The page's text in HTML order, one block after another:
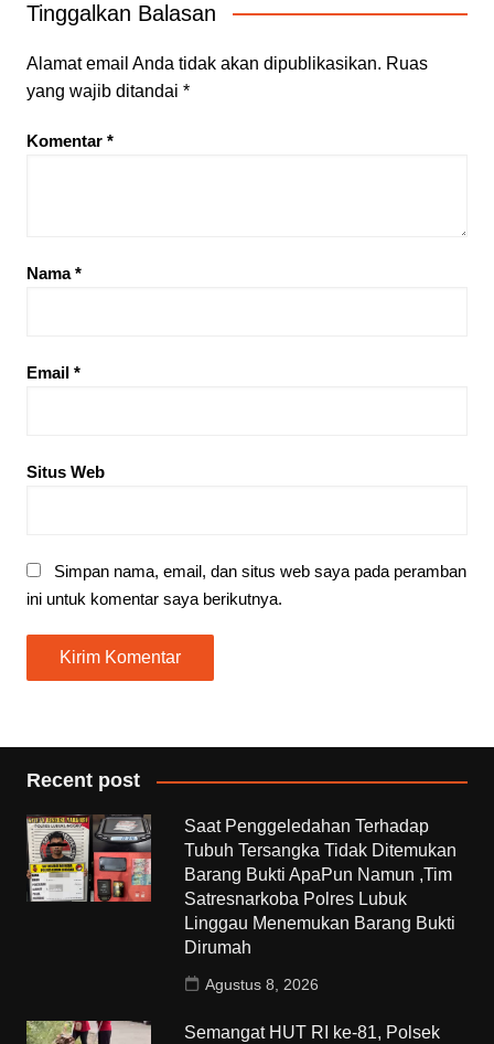
Tinggalkan Balasan
Alamat email Anda tidak akan dipublikasikan. Ruas
yang wajib ditandai *
Komentar *
Nama*
Email *
Situs Web
Simpan nama, email, dan situs web saya pada peramban
ini untuk komentar saya berikutnya.
Recent post
Saat Penggeledahan Terhadap
Tubuh Tersangka Tidak Ditemukan
Barang Bukti ApaPun Namun ,Tim
Satresnarkoba Polres Lubuk
Linggau Menemukan Barang Bukti
Dirumah
Agustus 8, 2026
Semangat HUT RI ke-81, Polsek